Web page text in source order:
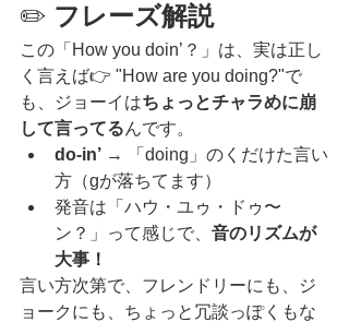
✏️ フレーズ解説
この「How you doin’？」は、実は正し
く言えば👉 "How are you doing?"で
も、ジョーイはちょっとチャラめに崩
して言ってるんです。
do-in’ → 「doing」のくだけた言い
方（gが落ちてます）
発音は「ハウ・ユゥ・ドゥ〜
ン？」って感じで、 音のリズムが
大事！
言い方次第で、フレンドリーにも、ジ
ョークにも、ちょっと冗談っぽくもな